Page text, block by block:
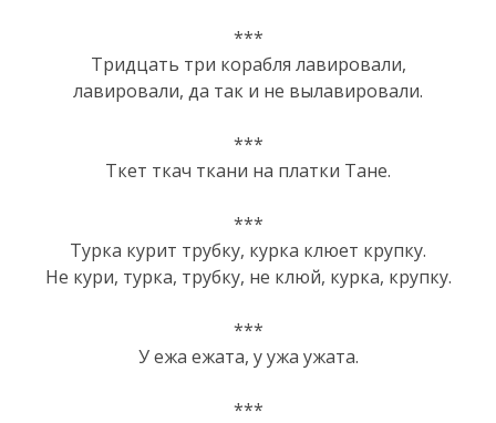
***
Тpидцaть тpи коpaбля лaвиpовaли,
лaвиpовaли, дa тaк и не вылaвиpовaли.
***
Ткет ткач ткани на платки Тане.
***
Турка курит трубку, курка клюет крупку.
Не кури, турка, трубку, не клюй, курка, крупку.
***
У ежа ежата, у ужа ужата.
***